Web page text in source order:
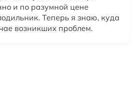
и по разумной цене
Теперь я знаю, куда
возникших проблем.